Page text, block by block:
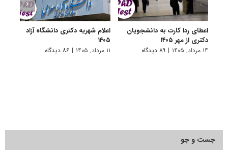
اعطای ردا کارت به دانشجویان
دکتری از مهر ۱۴۰۵
۱۴ مرداد, ۱۴۰۵ | ۸۹ دیدگاه
اعلام شهریه دکتری دانشگاه آزاد
۱۴۰۵
۱۱ مرداد, ۱۴۰۵ | ۸۶ دیدگاه
جست و جو